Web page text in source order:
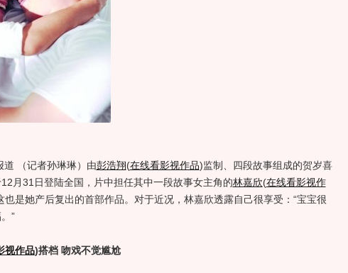
（记者孙琳琳）由彭浩翔(在线看影视作品)监制、四段故事组成的贺岁喜
月31日登陆全国，片中担任其中一段故事女主角的林嘉欣(在线看影视作
也是她产后复出的首部作品。对于近况，林嘉欣透露自己很享受：“宝宝很
”
视作品)搭档 吻戏不觉尴尬